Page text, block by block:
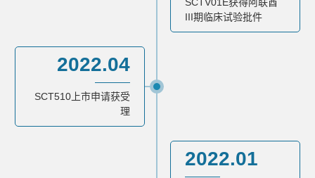
III期临床试验批件
2022.04
SCT510上市申请获受
理
2022.01